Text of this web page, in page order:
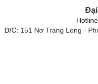
Đ/C: 151 Nơ Trang Long -